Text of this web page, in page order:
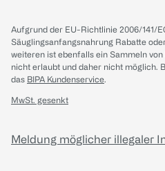
Aufgrund der EU-Richtlinie 2006/141/
Säuglingsanfangsnahrung Rabatte
weiteren ist ebenfalls ein Sammeln
nicht erlaubt und daher nicht möglich.
das BIPA Kundenservice.
MwSt. gesenkt
Meldung möglicher illegaler